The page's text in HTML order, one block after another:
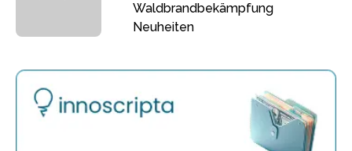
Waldbrandbekämpfung
Neuheiten